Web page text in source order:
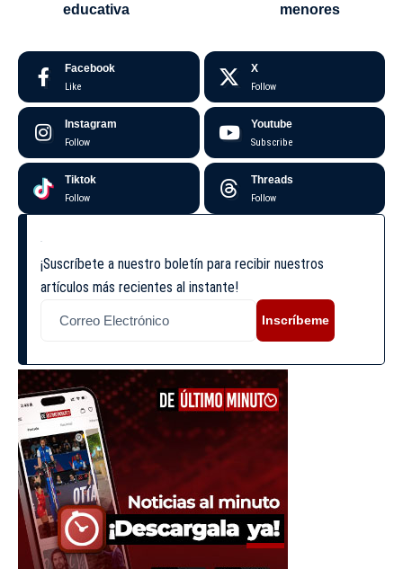
educativa
menores
Facebook
Like
X
Follow
Instagram
Follow
Youtube
Subscribe
Tiktok
Follow
Threads
Follow
¡Suscríbete a nuestro boletín para recibir nuestros
artículos más recientes al instante!
Inscríbeme